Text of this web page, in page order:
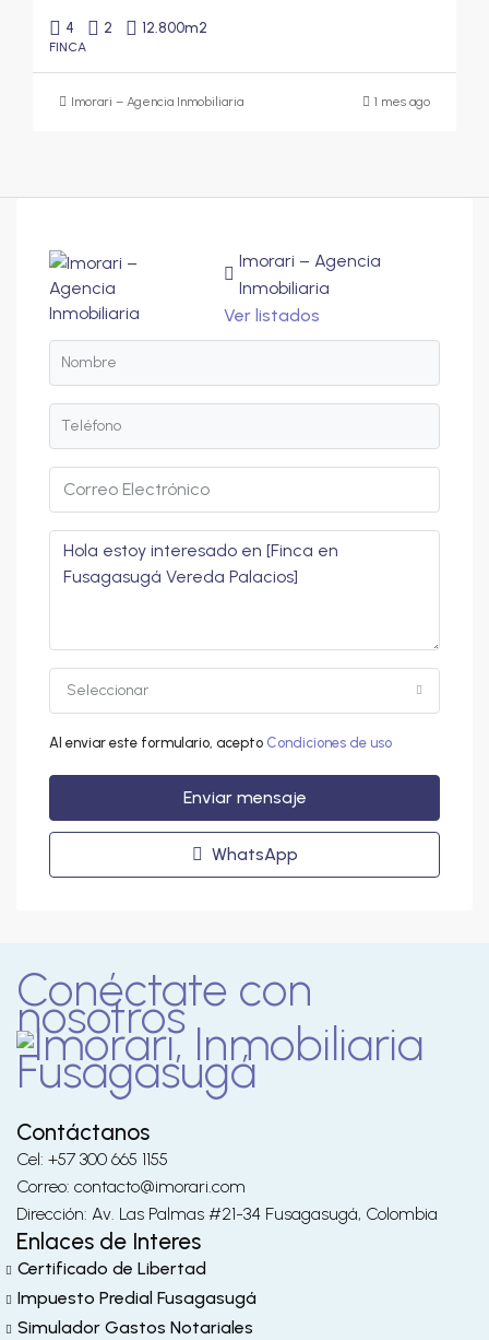
4 2 12.800m2
FINCA
Imorari – Agencia Inmobiliaria 1 mes ago
Imorari – Agencia
Inmobiliaria
Ver listados
Seleccionar
Al enviar este formulario, acepto Condiciones de uso
Enviar mensaje
WhatsApp
Conéctate con
nosotros
Contáctanos
Cel: +57 300 665 1155
Correo: contacto@imorari.com
Dirección: Av. Las Palmas #21-34 Fusagasugá, Colombia
Enlaces de Interes
Certificado de Libertad
Impuesto Predial Fusagasugá
Simulador Gastos Notariales